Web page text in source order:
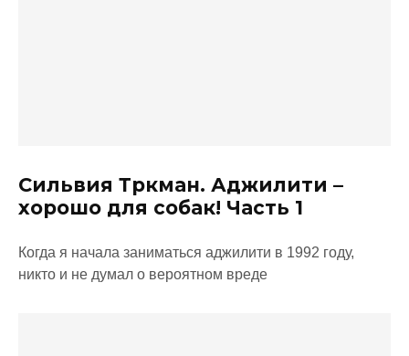
Сильвия Тркман. Аджилити –
хорошо для собак! Часть 1
Когда я начала заниматься аджилити в 1992 году,
никто и не думал о вероятном вреде